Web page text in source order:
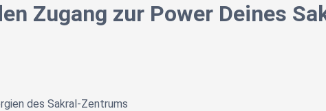
Zugang zur Power Deines
des Sakral-Zentrums